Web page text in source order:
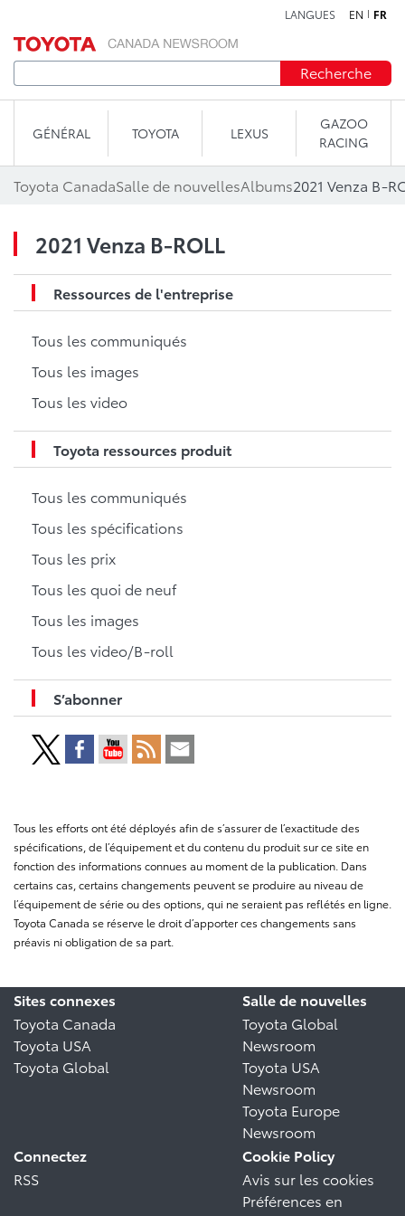
LANGUES EN FR
Recherche
GÉNÉRAL TOYOTA LEXUS
GAZOO
RACING
Toyota CanadaSalle de nouvellesAlbums2021 Venza B-
2021 Venza B-ROLL
Ressources de l'entreprise
Tous les communiqués
Tous les images
Tous les video
Toyota ressources produit
Tous les communiqués
Tous les spécifications
Tous les prix
Tous les quoi de neuf
Tous les images
Tous les video/B-roll
S’abonner
Tous les efforts ont été déployés afin de s’assurer de l’exactitude des
spécifications, de l’équipement et du contenu du produit sur ce site en
fonction des informations connues au moment de la publication. Dans
certains cas, certains changements peuvent se produire au niveau de
l’équipement de série ou des options, qui ne seraient pas reflétés en ligne.
Toyota Canada se réserve le droit d’apporter ces changements sans
préavis ni obligation de sa part.
Sites connexes
Toyota Canada
Toyota USA
Toyota Global
Salle de nouvelles
Toyota Global
Newsroom
Toyota USA
Newsroom
Toyota Europe
Newsroom
Connectez
RSS
Cookie Policy
Avis sur les cookies
Préférences en